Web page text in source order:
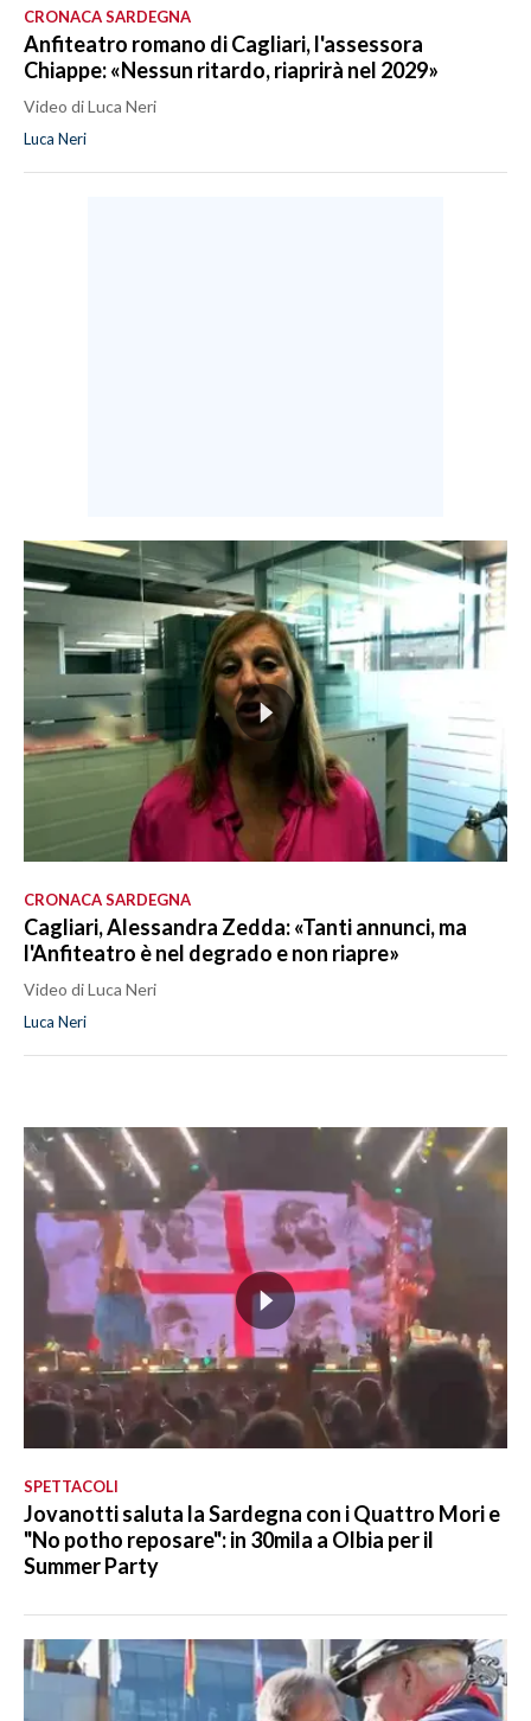
CRONACA SARDEGNA
Anfiteatro romano di Cagliari, l'assessora
Chiappe: «Nessun ritardo, riaprirà nel 2029»
Video di Luca Neri
Luca Neri
CRONACA SARDEGNA
Cagliari, Alessandra Zedda: «Tanti annunci, ma
l'Anfiteatro è nel degrado e non riapre»
Video di Luca Neri
Luca Neri
SPETTACOLI
Jovanotti saluta la Sardegna con i Quattro Mori e
"No potho reposare": in 30mila a Olbia per il
Summer Party